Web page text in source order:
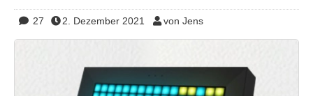
27 2. Dezember 2021 von Jens